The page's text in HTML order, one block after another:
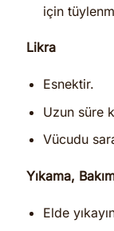
için
Likra
Esnektir.
Uzun süre
Vücudu
Yıkama,
Elde